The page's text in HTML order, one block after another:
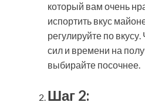
который вам очень
испортить вкус
регулируйте по
сил и времени на
выбирайте посочнее.
Шаг 2: